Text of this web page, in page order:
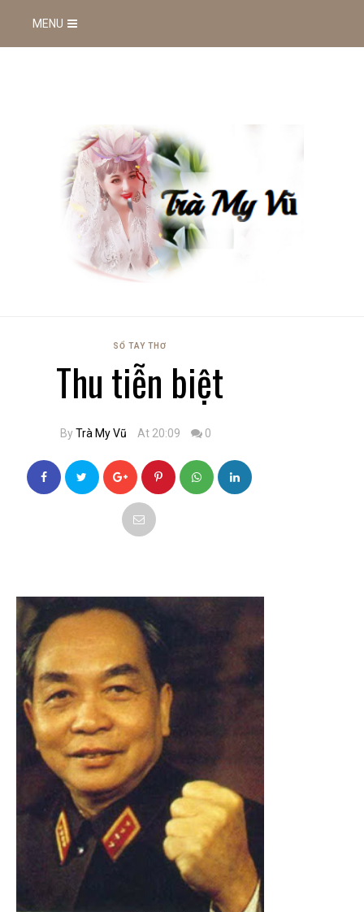
MENU
SỔ TAY THƠ
Thu tiễn biệt
ByTrà My Vũ At 20:09 0